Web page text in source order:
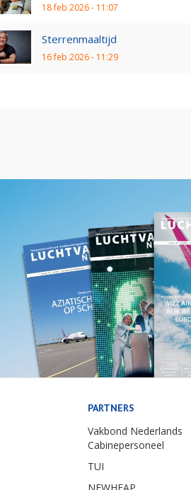
18 feb 2026 - 11:07
Sterrenmaaltijd
16 feb 2026 - 11:29
PARTNERS
Vakbond Nederlands
Cabinepersoneel
TUI
NEWHEAP